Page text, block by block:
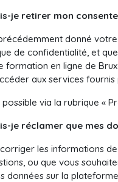
je retirer mon
donné
de confidentialité, et
en ligne de
aux services fournis
possible via la rubrique «
je réclamer que mes
les informations
ou que vous
données sur la